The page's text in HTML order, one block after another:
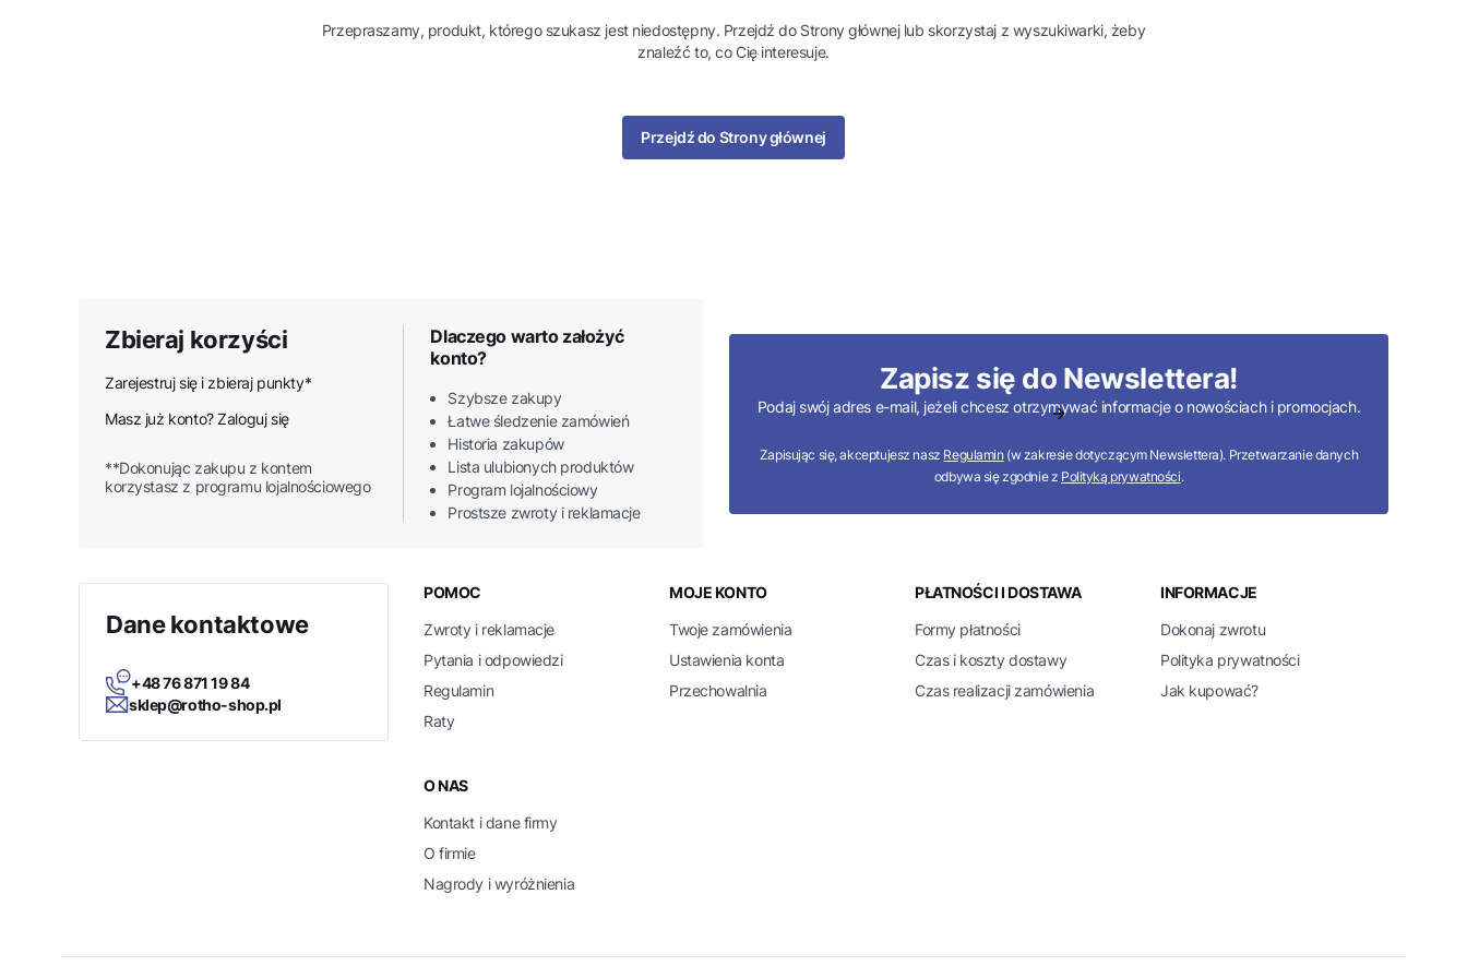
Przepraszamy, produkt, którego szukasz jest niedostępny. Przejdź do Strony głównej lub skorzystaj z wyszukiwarki, żeby
znaleźć to, co Cię interesuje.
Przejdź do Strony głównej
Zbieraj korzyści
Zarejestruj się i zbieraj punkty*
Masz już konto? Zaloguj się
**Dokonując zakupu z kontem
korzystasz z programu lojalnościowego
Dlaczego warto założyć
konto?
Szybsze zakupy
Łatwe śledzenie zamówień
Historia zakupów
Lista ulubionych produktów
Program lojalnościowy
Prostsze zwroty i reklamacje
Zapisz się do Newslettera!
Podaj swój adres e-mail, jeżeli chcesz otrzymywać informacje o nowościach i promocjach.
Zapisując się, akceptujesz nasz Regulamin (w zakresie dotyczącym Newslettera). Przetwarzanie danych
odbywa się zgodnie z Polityką prywatności.
Dane kontaktowe
+48 76 871 19 84
sklep@rotho-shop.pl
Linki w stopce
POMOC
Zwroty i reklamacje
Pytania i odpowiedzi
Regulamin
Raty
MOJE KONTO
Twoje zamówienia
Ustawienia konta
Przechowalnia
PŁATNOŚCI I DOSTAWA
Formy płatności
Czas i koszty dostawy
Czas realizacji zamówienia
INFORMACJE
Dokonaj zwrotu
Polityka prywatności
Jak kupować?
O NAS
Kontakt i dane firmy
O firmie
Nagrody i wyróżnienia